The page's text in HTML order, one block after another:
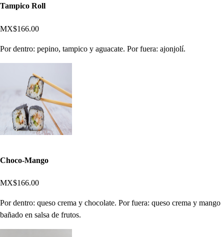
Tampico Roll
MX$166.00
Por dentro: pepino, tampico y aguacate. Por fuera: ajonjolí.
Choco-Mango
MX$166.00
Por dentro: queso crema y chocolate. Por fuera: queso crema y mango
bañado en salsa de frutos.